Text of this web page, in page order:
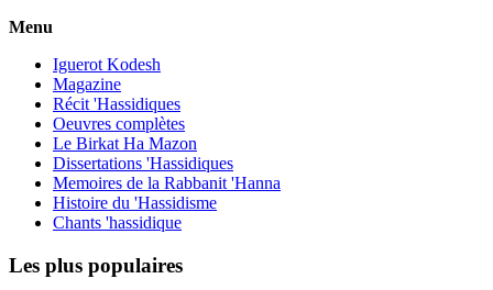
Menu
Iguerot Kodesh
Magazine
Récit 'Hassidiques
Oeuvres complètes
Le Birkat Ha Mazon
Dissertations 'Hassidiques
Memoires de la Rabbanit 'Hanna
Histoire du 'Hassidisme
Chants 'hassidique
Les plus populaires